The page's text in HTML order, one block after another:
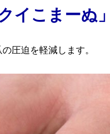
イこまーぬ
圧迫を軽減します。